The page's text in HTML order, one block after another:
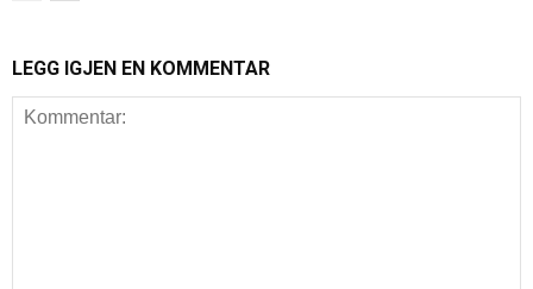
LEGG IGJEN EN KOMMENTAR